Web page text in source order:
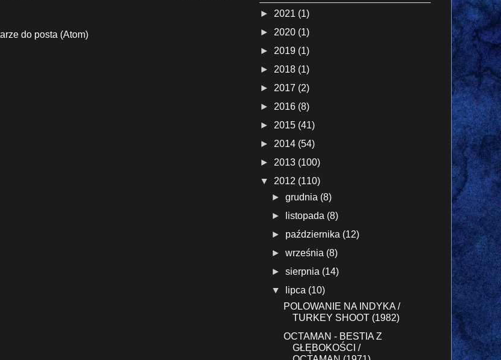
do posta (Atom)
► 2021 (1)
► 2020 (1)
► 2019 (1)
► 2018 (1)
► 2017 (2)
► 2016 (8)
► 2015 (41)
► 2014 (54)
► 2013 (100)
▼ 2012 (110)
►grudnia (8)
►
listopada (8)
► października (12)
►września (8)
►sierpnia (14)
▼
lipca (10)
POLOWANIE NA INDYKA /
TURKEY SHOOT (1982)
OCTAMAN - BESTIA Z
GŁĘBOKOŚCI /